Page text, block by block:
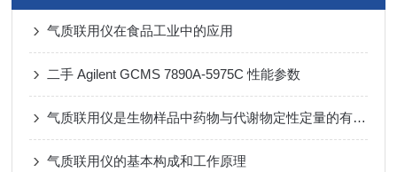
气质联用仪在食品工业中的应用
二手 Agilent GCMS 7890A-5975C 性能参数
气质联用仪是生物样品中药物与代谢物定性定量的有效工具
气质联用仪的基本构成和工作原理